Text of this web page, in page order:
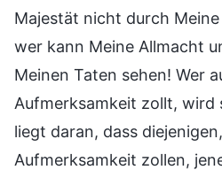
Majestät nicht durch
wer kann Meine Allmacht
Meinen Taten sehen! Wer
Aufmerksamkeit zollt, wird
liegt daran, dass
Aufmerksamkeit zollen,